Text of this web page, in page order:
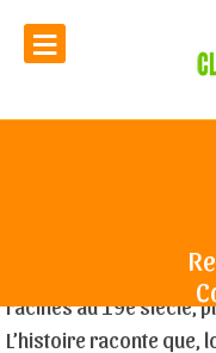
≡
Recettes
Une recette toute
première qualité, tant
tomate. Le bocadillo
dont l'origine remonte
racines au 19e siècle,
L’histoire raconte que,